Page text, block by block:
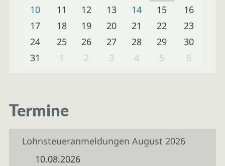
10
11 12 13 14 15
16
17
18 19 20 21 22
23
24
25 26 27 28 29
30
31
1 2 3 4 5 6
Termine
Lohnsteueranmeldungen August 2026
10.08.2026